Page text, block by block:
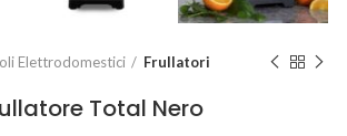
Elettrodomestici Frullatori
Total Nero